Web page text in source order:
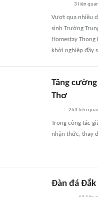
3 liên quan
Vượt qua nhiều
sinh Trường
Homestay
khởi nghiệp đầy
Tăng
Thơ
263 liên
Trong công tác
nhận thức, thay
Đàn đá Đắk